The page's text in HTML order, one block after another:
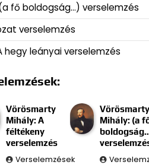
fő boldogság…) verselemzés
verselemzés
hegy leányai verselemzés
Vörösmarty
Mihály: A
féltékeny
verselemzés
Verselemzések
Vörösmarty
Mihály: (a